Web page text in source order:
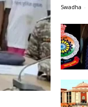
Swadha -